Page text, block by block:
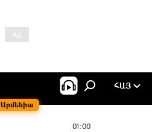
Արմենիա
ՀԱՅ
01:00